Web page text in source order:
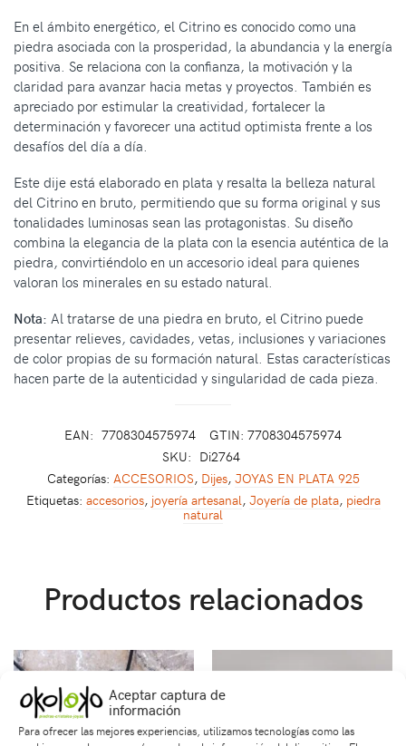
Aceptar captura de
información
Para ofrecer las mejores experiencias, utilizamos tecnologías como las
En el ámbito energético, el Citrino es conocido como una
piedra asociada con la prosperidad, la abundancia y la energía
positiva. Se relaciona con la confianza, la motivación y la
claridad para avanzar hacia metas y proyectos. También es
apreciado por estimular la creatividad, fortalecer la
determinación y favorecer una actitud optimista frente a los
desafíos del día a día.
Este dije está elaborado en plata y resalta la belleza natural
del Citrino en bruto, permitiendo que su forma original y sus
tonalidades luminosas sean las protagonistas. Su diseño
combina la elegancia de la plata con la esencia auténtica de la
piedra, convirtiéndolo en un accesorio ideal para quienes
valoran los minerales en su estado natural.
Nota: Al tratarse de una piedra en bruto, el Citrino puede
presentar relieves, cavidades, vetas, inclusiones y variaciones
de color propias de su formación natural. Estas características
hacen parte de la autenticidad y singularidad de cada pieza.
EAN: 7708304575974
GTIN: 7708304575974
SKU: Di2764
Categorías: ACCESORIOS, Dijes, JOYAS EN PLATA 925
Etiquetas: accesorios, joyería artesanal, Joyería de plata, piedra
natural
Productos relacionados